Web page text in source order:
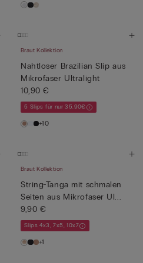
Braut Kollektion
Nahtloser Brazilian Slip aus
Mikrofaser Ultralight
10,90 €
5 Slips für nur 35,90€
+10
Braut Kollektion
String-Tanga mit schmalen
Seiten aus Mikrofaser Ul...
9,90 €
Slips 4x3, 7x5, 10x7
+1